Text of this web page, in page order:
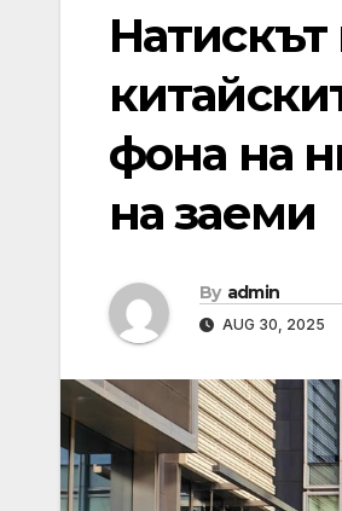
Натискът
фона на
на заеми
By admin
AUG 30, 2025